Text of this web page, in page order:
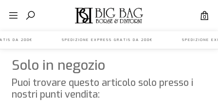
0
GRATIS DA 200€ SPEDIZIONE EXPRESS GRATIS DA 200€
Solo in negozio
Puoi trovare questo articolo solo presso i
nostri punti vendita: